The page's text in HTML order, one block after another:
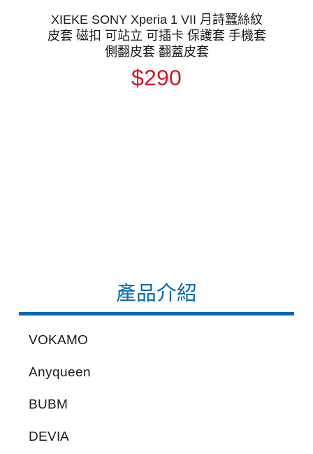
產品介紹
VOKAMO
Anyqueen
BUBM
DEVIA
XIEKE SONY Xperia 1 VII 月詩蠶絲紋
皮套 磁扣 可站立 可插卡 保護套 手機套
側翻皮套 翻蓋皮套
$290